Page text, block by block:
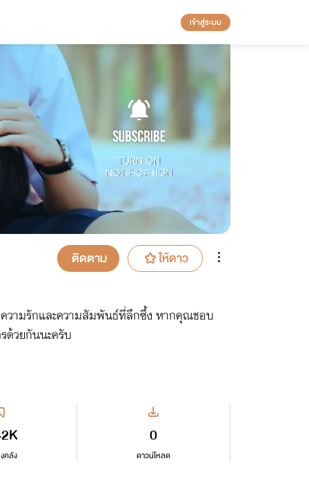
เข้าสู่ระบบ
ติดตาม ให้ดาว
วามรักและความสัมพันธ์ที่ลึกซึ้ง หากคุณชอบ
ด้วยกันนะครับ
คลัง
0
ดาวน์โหลด